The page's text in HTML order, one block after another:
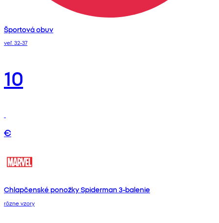
Športová obuv
veľ. 32-37
10
€
Chlapčenské ponožky Spiderman 3-balenie
rôzne vzory